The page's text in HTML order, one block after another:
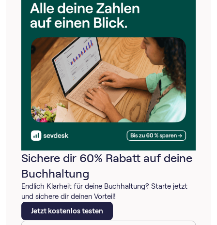
Sichere dir 60% Rabatt auf deine
Buchhaltung
Endlich Klarheit für deine Buchhaltung? Starte jetzt
und sichere dir deinen Vorteil!
Jetzt kostenlos testen